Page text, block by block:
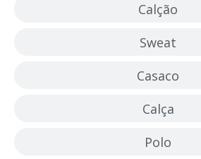
Calção
Sweat
Casaco
Calça
Polo